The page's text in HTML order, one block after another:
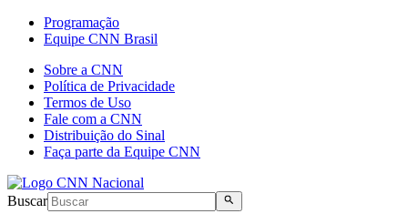
Programação
Equipe CNN Brasil
Sobre a CNN
Política de Privacidade
Termos de Uso
Fale com a CNN
Distribuição do Sinal
Faça parte da Equipe CNN
Buscar